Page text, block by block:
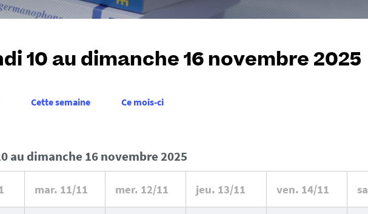
10 au dimanche 16 novembre 2025
Cette semaine Ce mois-ci
au dimanche 16 novembre 2025
mar. 11/11 mer. 12/11 jeu. 13/11 ven. 14/11